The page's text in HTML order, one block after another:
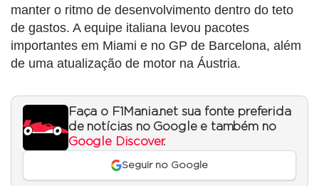
manter o ritmo de desenvolvimento dentro do teto
de gastos. A equipe italiana levou pacotes
importantes em Miami e no GP de Barcelona, além
de uma atualização de motor na Áustria.
Faça o F1Mania.net sua fonte preferida
de notícias no Google e também no
Google Discover.
Seguir no Google